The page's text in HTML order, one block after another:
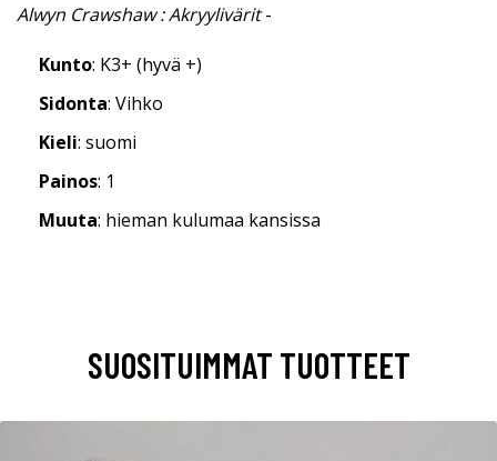
Alwyn Crawshaw : Akryylivärit-
Kunto: K3+ (hyvä +)
Sidonta: Vihko
Kieli: suomi
Painos: 1
Muuta: hieman kulumaa kansissa
SUOSITUIMMAT TUOTTEET